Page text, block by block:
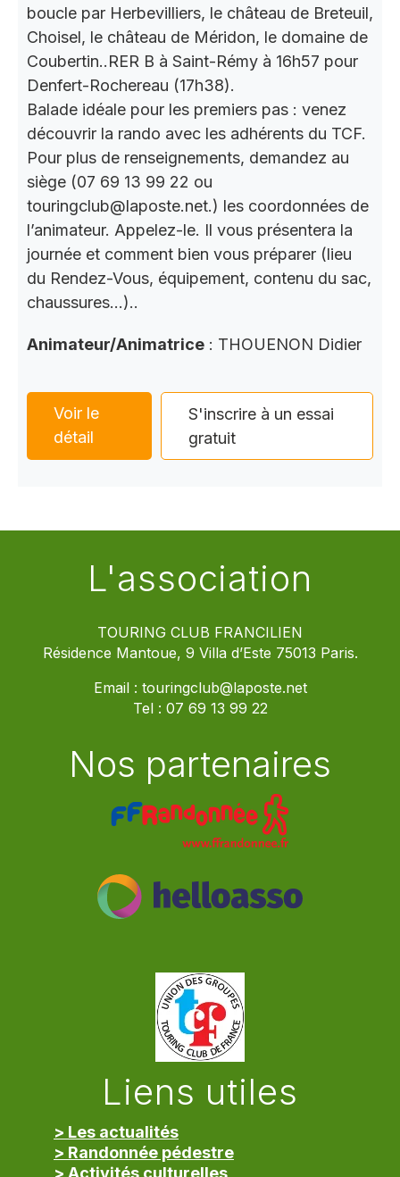
boucle par Herbevilliers, le château de Breteuil,
Choisel, le château de Méridon, le domaine de
Coubertin..RER B à Saint-Rémy à 16h57 pour
Denfert-Rochereau (17h38).
Balade idéale pour les premiers pas : venez
découvrir la rando avec les adhérents du TCF.
Pour plus de renseignements, demandez au
siège (07 69 13 99 22 ou
touringclub@laposte.net.) les coordonnées de
l’animateur. Appelez-le. Il vous présentera la
journée et comment bien vous préparer (lieu
du Rendez-Vous, équipement, contenu du sac,
chaussures…)..
Animateur/Animatrice : THOUENON Didier
Voir le
détail
S'inscrire à un essai
gratuit
L'association
TOURING CLUB FRANCILIEN
Résidence Mantoue, 9 Villa d’Este 75013 Paris.
Email : touringclub@laposte.net
Tel : 07 69 13 99 22
Nos partenaires
Liens utiles
> Les actualités
> Randonnée pédestre
> Activités culturelles